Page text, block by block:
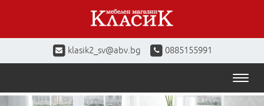
klasik2_sv@abv.bg 0885155991